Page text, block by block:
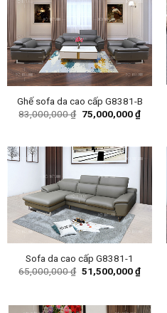
Ghế sofa da cao cấp G8381-B
83,000,000₫ Original
price
75,000,000₫Current
price
Sofa da cao cấp G8381-1
65,000,000₫ Original
price
51,500,000₫Current
price